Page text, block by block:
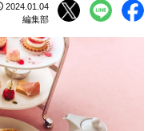
2024.01.04
編集部